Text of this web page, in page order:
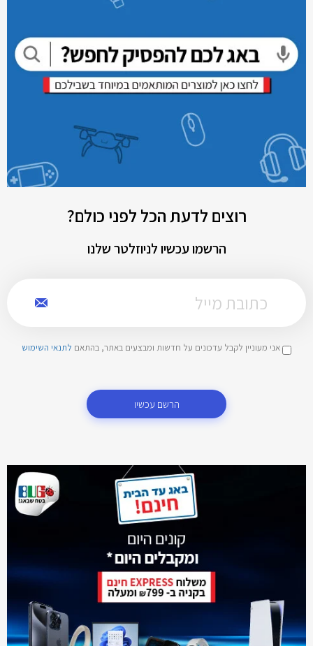
רוצים לדעת הכל לפני כולם?
הרשמו עכשיו לניוזלטר שלנו
אני מעוניין לקבל עדכונים על חדשות ומבצעים באתר, בהתאם לתנאי השימוש
הרשם עכשיו